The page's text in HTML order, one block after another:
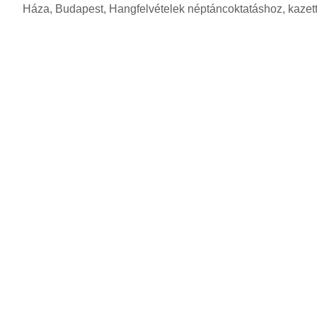
Háza, Budapest, Hangfelvételek néptáncoktatáshoz,